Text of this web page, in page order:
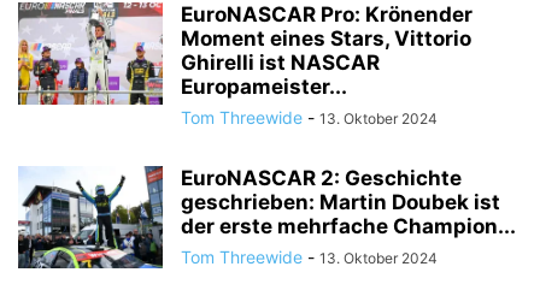
EuroNASCAR Pro: Krönender
Moment eines Stars, Vittorio
Ghirelli ist NASCAR
Europameister...
Tom Threewide - 13. Oktober 2024
EuroNASCAR 2: Geschichte
geschrieben: Martin Doubek ist
der erste mehrfache Champion...
Tom Threewide - 13. Oktober 2024